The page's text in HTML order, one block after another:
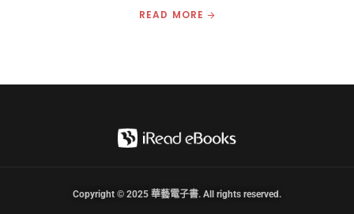
READ MORE
Copyright © 2025 華藝電子書. All rights reserved.